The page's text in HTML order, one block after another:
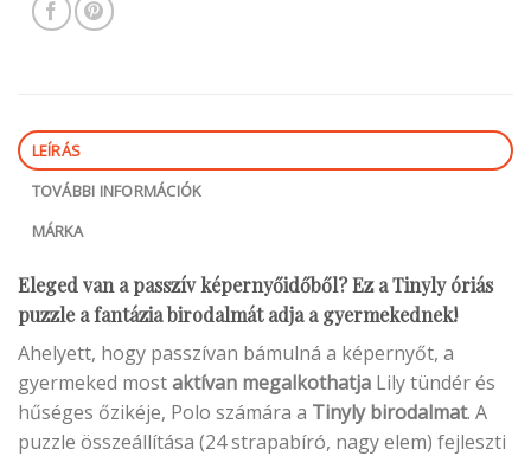
LEÍRÁS
TOVÁBBI INFORMÁCIÓK
MÁRKA
Eleged van a passzív képernyőidőből? Ez a Tinyly óriás
puzzle a fantázia birodalmát adja a gyermekednek!
Ahelyett, hogy passzívan bámulná a képernyőt, a
gyermeked mostaktívan megalkothatja Lily tündér és
hűséges őzikéje, Polo számára a Tinyly birodalmat. A
puzzle összeállítása (24 strapabíró, nagy elem) fejleszti